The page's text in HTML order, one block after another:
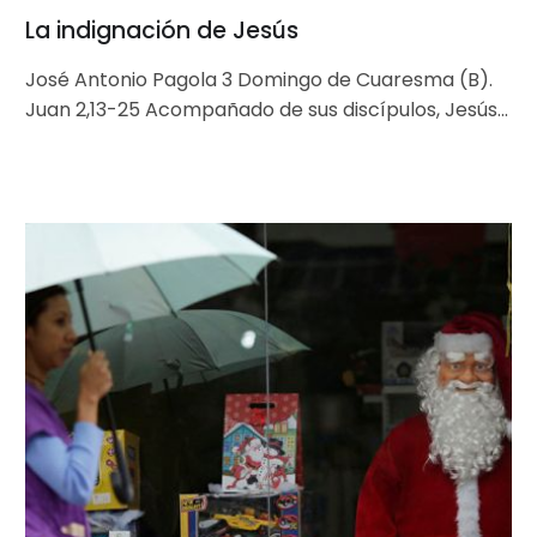
La indignación de Jesús
José Antonio Pagola 3 Domingo de Cuaresma (B).
Juan 2,13-25 Acompañado de sus discípulos, Jesús
Las
Navidades
ya
estamos
viviendo